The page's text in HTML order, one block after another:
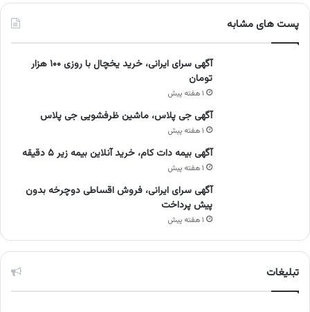
پست های مشابه
آگهی سرای ایرانی، خرید یخچال با روزی ۱۰۰ هزار
تومان
۱ هفته پیش
آگهی جی پلاس، ماشین ظرفشویی جی پلاس
۱ هفته پیش
آگهی بیمه دات کام، خرید آنلاین بیمه زیر ۵ دقیقه
۱ هفته پیش
آگهی سرای ایرانی، فروش اقساطی دوچرخه بدون
پیش پرداخت
۱ هفته پیش
تبلیغات